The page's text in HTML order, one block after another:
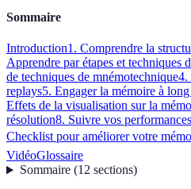
Sommaire
Introduction1. Comprendre la
Apprendre par étapes et techniques
de techniques de mnémotechnique4.
replays5. Engager la mémoire à
Effets de la visualisation sur la
résolution8. Suivre vos
Checklist pour améliorer votre
VidéoGlossaire
Sommaire(12 sections)